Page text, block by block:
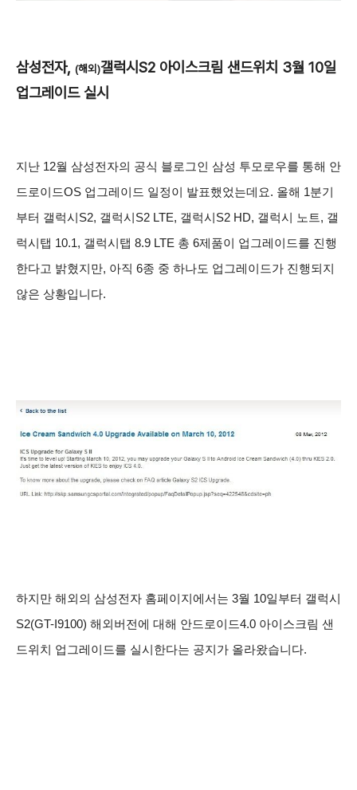
삼성전자, (해외)갤럭시S2 아이스크림 샌드위치 3월 10일
업그레이드 실시
지난 12월 삼성전자의 공식 블로그인 삼성 투모로우를 통해 안
드로이드OS 업그레이드 일정이 발표했었는데요. 올해 1분기
부터 갤럭시S2, 갤럭시S2 LTE, 갤럭시S2 HD, 갤럭시 노트, 갤
럭시탭 10.1, 갤럭시탭 8.9 LTE 총 6제품이 업그레이드를 진행
한다고 밝혔지만, 아직 6종 중 하나도 업그레이드가 진행되지
않은 상황입니다.
하지만 해외의 삼성전자 홈페이지에서는 3월 10일부터 갤럭시
S2(GT-I9100) 해외버전에 대해 안드로이드4.0 아이스크림 샌
드위치 업그레이드를 실시한다는 공지가 올라왔습니다.